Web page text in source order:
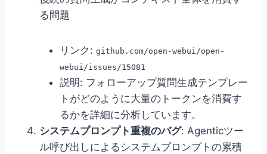
る問題
リンク: github.com/open-webui/open-
webui/issues/15081
説明: フォローアップ質問生成テンプレー
トがどのように大量のトークンを消費す
るかを詳細に分析しています。
システムプロンプト重複のバグ: Agenticツー
ル呼び出しによるシステムプロンプトの累積